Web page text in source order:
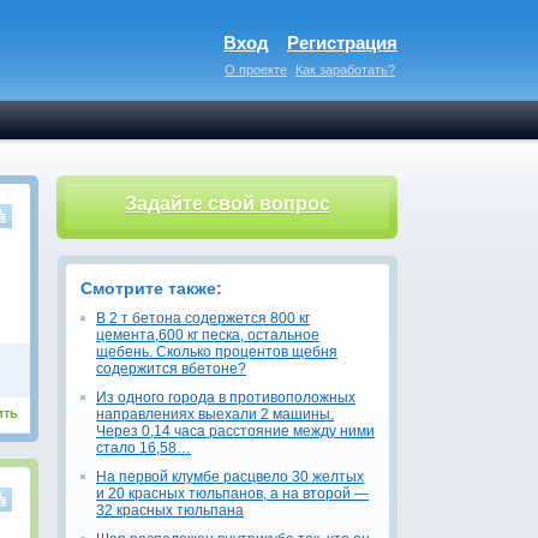
Вход Регистрация
О проекте Как заработать?
Задайте свой вопрос
Смотрите также:
В 2 т бетона содержется 800 кг
цемента,600 кг песка, остальное
щебень. Сколько процентов щебня
содержится вбетоне?
Из одного города в противоположных
направлениях выехали 2 машины.
Через 0,14 часа расстояние между ними
стало 16,58…
На первой клумбе расцвело 30 желтых
и 20 красных тюльпанов, а на второй —
32 красных тюльпана